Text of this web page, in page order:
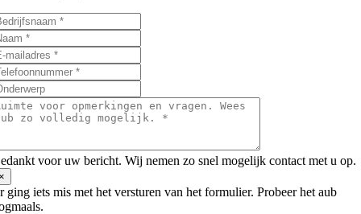
voor uw bericht. Wij nemen zo snel mogelijk contact met u op.
ging iets mis met het versturen van het formulier. Probeer het aub